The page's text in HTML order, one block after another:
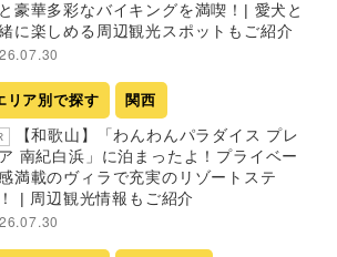
豪華多彩なバイキングを満喫！| 愛犬と
に楽しめる周辺観光スポットもご紹介
リア別で探す 関西
【和歌山】「わんわんパラダイス プレ
南紀白浜」に泊まったよ！プライベー
満載のヴィラで充実のリゾートステ
| 周辺観光情報もご紹介